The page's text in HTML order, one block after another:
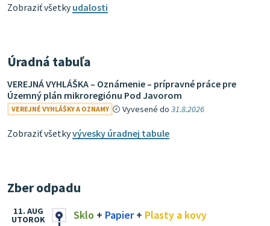
Zobraziť všetkyudalosti
Úradná tabuľa
VEREJNÁ VYHLÁŠKA – Oznámenie – prípravné práce pre
Územný plán mikroregiónu Pod Javorom
VEREJNÉ VYHLÁŠKY A OZNAMY Vyvesené do31.8.2026
Zobraziť všetkyvývesky úradnej tabule
Zber odpadu
Sklo + Papier+ Plasty a kovy
11. AUG
UTOROK